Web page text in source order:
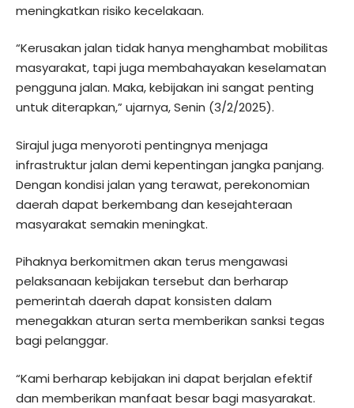
meningkatkan risiko kecelakaan.
“Kerusakan jalan tidak hanya menghambat mobilitas
masyarakat, tapi juga membahayakan keselamatan
pengguna jalan. Maka, kebijakan ini sangat penting
untuk diterapkan,” ujarnya, Senin (3/2/2025).
Sirajul juga menyoroti pentingnya menjaga
infrastruktur jalan demi kepentingan jangka panjang.
Dengan kondisi jalan yang terawat, perekonomian
daerah dapat berkembang dan kesejahteraan
masyarakat semakin meningkat.
Pihaknya berkomitmen akan terus mengawasi
pelaksanaan kebijakan tersebut dan berharap
pemerintah daerah dapat konsisten dalam
menegakkan aturan serta memberikan sanksi tegas
bagi pelanggar.
“Kami berharap kebijakan ini dapat berjalan efektif
dan memberikan manfaat besar bagi masyarakat.